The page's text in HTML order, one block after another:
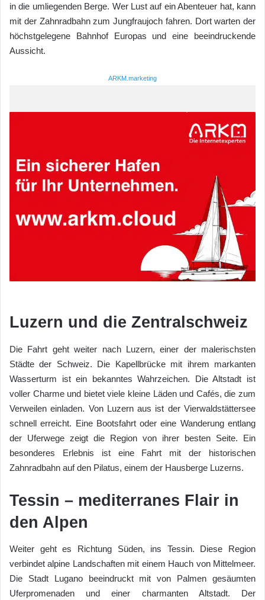
in die umliegenden Berge. Wer Lust auf ein Abenteuer hat, kann
mit der Zahnradbahn zum Jungfraujoch fahren. Dort warten der
höchstgelegene Bahnhof Europas und eine beeindruckende
Aussicht.
ARKM.marketing
Luzern und die Zentralschweiz
Die Fahrt geht weiter nach Luzern, einer der malerischsten
Städte der Schweiz. Die Kapellbrücke mit ihrem markanten
Wasserturm ist ein bekanntes Wahrzeichen. Die Altstadt ist
voller Charme und bietet viele kleine Läden und Cafés, die zum
Verweilen einladen. Von Luzern aus ist der Vierwaldstättersee
schnell erreicht. Eine Bootsfahrt oder eine Wanderung entlang
der Uferwege zeigt die Region von ihrer besten Seite. Ein
besonderes Erlebnis ist eine Fahrt mit der historischen
Zahnradbahn auf den Pilatus, einem der Hausberge Luzerns.
Tessin – mediterranes Flair in
den Alpen
Weiter geht es Richtung Süden, ins Tessin. Diese Region
verbindet alpine Landschaften mit einem Hauch von Mittelmeer.
Die Stadt Lugano beeindruckt mit von Palmen gesäumten
Uferpromenaden und einer charmanten Altstadt. Der